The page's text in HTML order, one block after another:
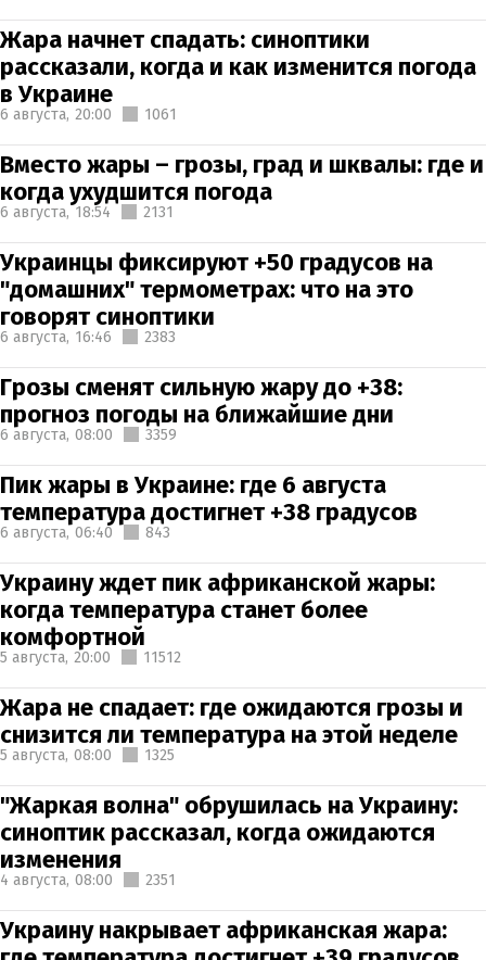
Жара начнет спадать: синоптики
рассказали, когда и как изменится погода
в Украине
6 августа, 20:00 1061
Вместо жары – грозы, град и шквалы: где и
когда ухудшится погода
6 августа, 18:54 2131
Украинцы фиксируют +50 градусов на
"домашних" термометрах: что на это
говорят синоптики
6 августа, 16:46 2383
Грозы сменят сильную жару до +38:
прогноз погоды на ближайшие дни
6 августа, 08:00 3359
Пик жары в Украине: где 6 августа
температура достигнет +38 градусов
6 августа, 06:40 843
Украину ждет пик африканской жары:
когда температура станет более
комфортной
5 августа, 20:00 11512
Жара не спадает: где ожидаются грозы и
снизится ли температура на этой неделе
5 августа, 08:00 1325
"Жаркая волна" обрушилась на Украину:
синоптик рассказал, когда ожидаются
изменения
4 августа, 08:00 2351
Украину накрывает африканская жара: